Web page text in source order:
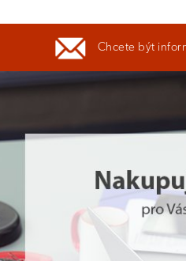
Chcete být